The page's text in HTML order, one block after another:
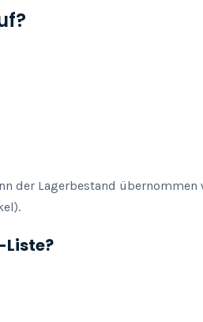
der Lagerbestand übernommen
Liste?